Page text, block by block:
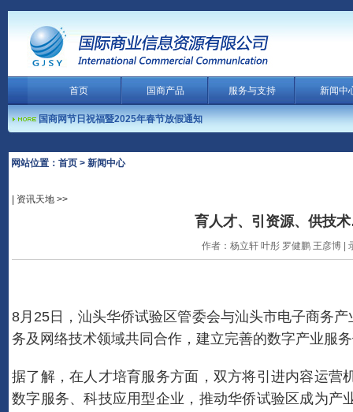
首页 国商产品 服务与支持 新闻中
客服热线： 0754-88254999 0754-
国商网节日祝福暨2025年春节放假通知
国商网节日祝福暨2023年春节放假通知
国商网节日祝福暨2020年春节放假通知
国商网节日祝福暨2019年春节放假通知
阿里巴巴宣布完成收购大麦网
国商网节日祝福暨2024年春节放假通知
国商网节日祝福暨2023年春节放假通知
国商网节日祝福暨2020年春节放假通知
国商网节日祝福暨2019年春节放假通知
网站位置：首页 > 新闻中心
| 资讯天地 >>
育人才、引资源、供技
作者：杨立轩 叶彤 罗健鹏 王彦博 |
8月25日，汕头华侨试验区管委会与汕头市电子商务
务及网络技术领域共同合作，建立完善的数字产业服
据了解，在人才培育服务方面，双方将引进内容运
数字服务、科技应用型企业，推动华侨试验区成为